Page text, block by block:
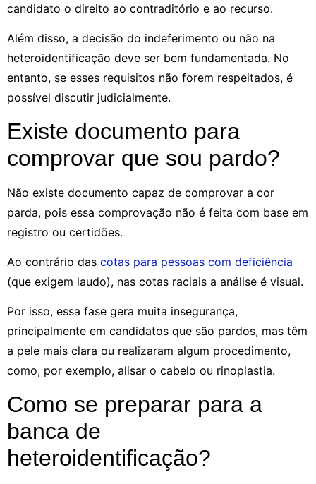
candidato o direito ao contraditório e ao recurso.
Além disso, a decisão do indeferimento ou não na
heteroidentificação deve ser bem fundamentada. No
entanto, se esses requisitos não forem respeitados, é
possível discutir judicialmente.
Existe documento para
comprovar que sou pardo?
Não existe documento capaz de comprovar a cor
parda, pois essa comprovação não é feita com base em
registro ou certidões.
Ao contrário das cotas para pessoas com deficiência
(que exigem laudo), nas cotas raciais a análise é visual.
Por isso, essa fase gera muita insegurança,
principalmente em candidatos que são pardos, mas têm
a pele mais clara ou realizaram algum procedimento,
como, por exemplo, alisar o cabelo ou rinoplastia.
Como se preparar para a
banca de
heteroidentificação?